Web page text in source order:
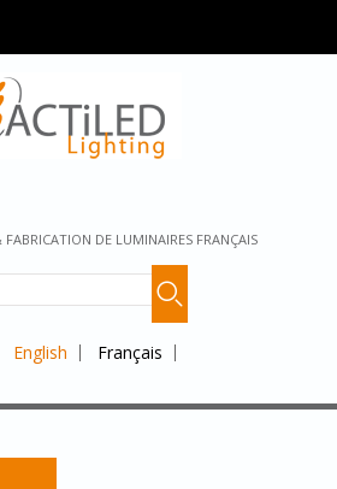
DE LUMINAIRES FRANÇAIS
English Français